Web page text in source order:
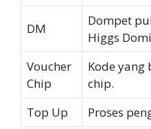
DM
Dompet
Higgs
Voucher
Chip
Kode
chip.
Top Up
Proses